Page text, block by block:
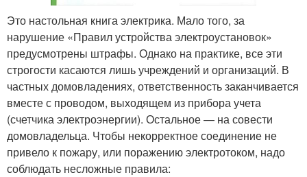
Это настольная книга электрика. Мало того, за
нарушение «Правил устройства электроустановок»
предусмотрены штрафы. Однако на практике, все эти
строгости касаются лишь учреждений и организаций. В
частных домовладениях, ответственность заканчивается
вместе с проводом, выходящем из прибора учета
(счетчика электроэнергии). Остальное — на совести
домовладельца. Чтобы некорректное соединение не
привело к пожару, или поражению электротоком, надо
соблюдать несложные правила: